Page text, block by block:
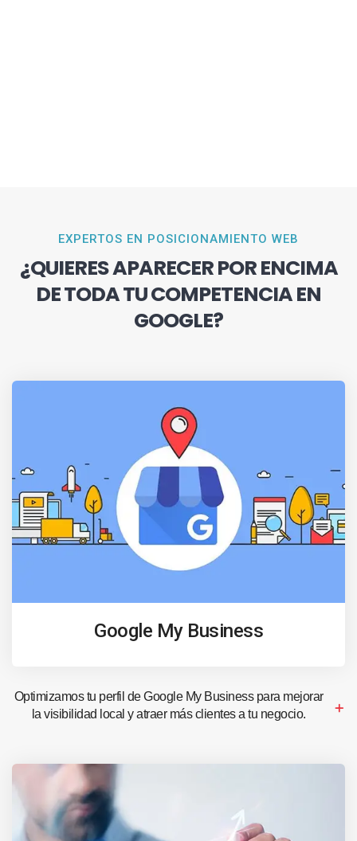
EXPERTOS EN POSICIONAMIENTO WEB
¿QUIERES APARECER POR ENCIMA
DE TODA TU COMPETENCIA EN
GOOGLE?
Google My Business
Optimizamos tu perfil de Google My Business para mejorar
la visibilidad local y atraer más clientes a tu negocio.